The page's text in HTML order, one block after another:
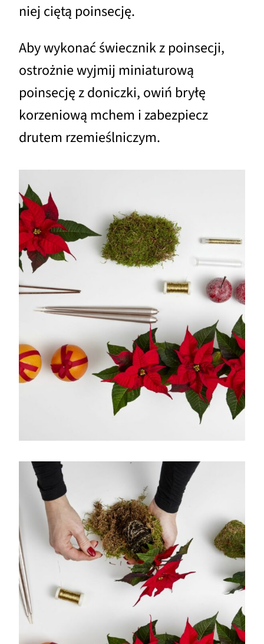
niej ciętą poinsecję.
Aby wykonać świecznik z poinsecji,
ostrożnie wyjmij miniaturową
poinsecję z doniczki, owiń bryłę
korzeniową mchem i zabezpiecz
drutem rzemieślniczym.